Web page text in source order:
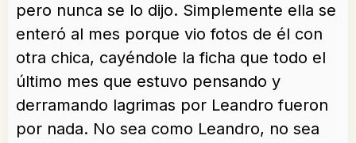
pero nunca se lo dijo. Simplemente ella se
enteró al mes porque vio fotos de él con
otra chica, cayéndole la ficha que todo el
último mes que estuvo pensando y
derramando lagrimas por Leandro fueron
por nada. No sea como Leandro, no sea